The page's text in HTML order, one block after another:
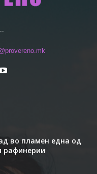
во пламен една од
рафинерии